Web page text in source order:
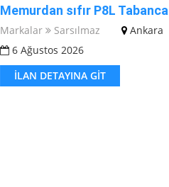
Memurdan sıfır P8L Tabanca
Markalar Sarsılmaz
Ankara
6 Ağustos 2026
İLAN DETAYINA GIT